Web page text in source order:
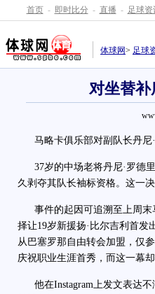
首页 - 即时比分 - 直播 - 足球资
体球网> 足球
对坐替
马略卡俱乐部对副队长丹尼·
37岁的中场老将丹尼·罗德里
久剥夺其队长袖标资格。这一
事件的起因可追溯至上周末
择让19岁新援扬·比尔吉利首
从巴塞罗那自由转会加盟，仅
庆祝职业生涯首秀，而这一幕
他在Instagram上发文表达不